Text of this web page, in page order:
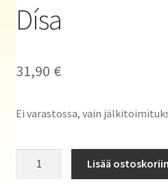
Dísa
31,90 €
Ei varastossa, vain
Lisää ostoskoriin